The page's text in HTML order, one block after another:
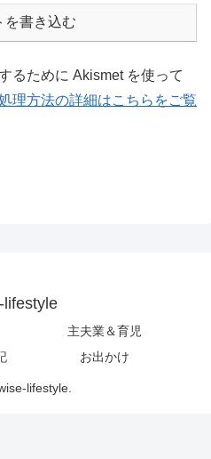
を書き込む
るために Akismet を使って
理方法の詳細はこちらをご覧
lifestyle
主夫業＆育児
お出かけ
lifestyle.